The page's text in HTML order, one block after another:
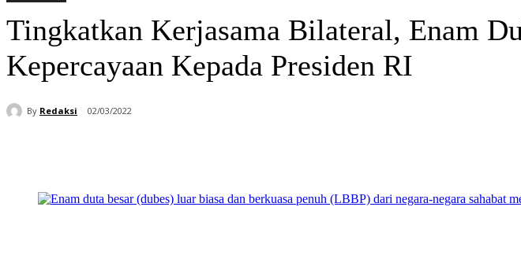
Tingkatkan Kerjasama Bilateral, Enam
Kepercayaan Kepada Presiden RI
By Redaksi 02/03/2022